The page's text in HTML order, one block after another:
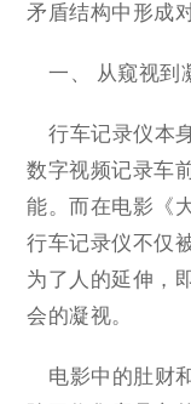
矛盾结构中形成
一、 从窥视到
行车记录仪本
数字视频记录车
能。而在电影《
行车记录仪不仅
为了人的延伸，
会的凝视。
电影中的肚财